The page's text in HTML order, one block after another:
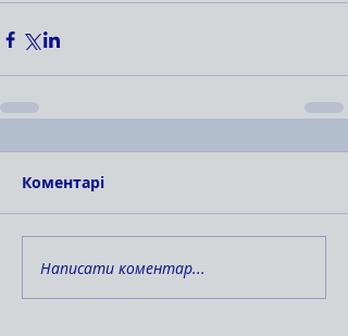
Коментарі
Написати коментар...